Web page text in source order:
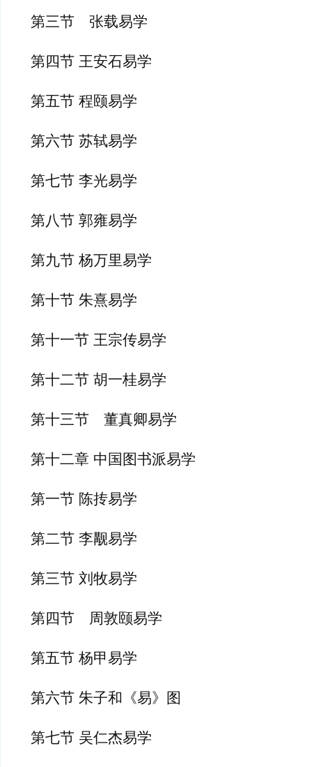
第三节　张载易学
第四节 王安石易学
第五节 程颐易学
第六节 苏轼易学
第七节 李光易学
第八节 郭雍易学
第九节 杨万里易学
第十节 朱熹易学
第十一节 王宗传易学
第十二节 胡一桂易学
第十三节　董真卿易学
第十二章 中国图书派易学
第一节 陈抟易学
第二节 李觏易学
第三节 刘牧易学
第四节　周敦颐易学
第五节 杨甲易学
第六节 朱子和《易》图
第七节 吴仁杰易学